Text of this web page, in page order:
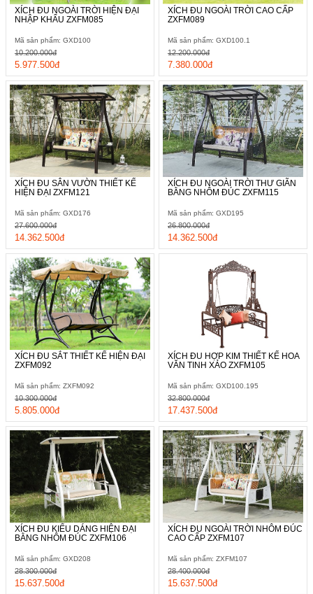
XÍCH ĐU NGOÀI TRỜI HIỆN ĐẠI
NHẬP KHẨU ZXFM085
Mã sản phẩm: GXD100
5.977.500đ
10.200.000đ
XÍCH ĐU NGOÀI TRỜI CAO CẤP
ZXFM089
Mã sản phẩm: GXD100.1
7.380.000đ
12.200.000đ
XÍCH ĐU SÂN VƯỜN THIẾT KẾ
HIỆN ĐẠI ZXFM121
Mã sản phẩm: GXD176
14.362.500đ
27.600.000đ
XÍCH ĐU NGOÀI TRỜI THƯ GIÃN
BẰNG NHÔM ĐÚC ZXFM115
Mã sản phẩm: GXD195
14.362.500đ
26.800.000đ
XÍCH ĐU SẮT THIẾT KẾ HIỆN ĐẠI
ZXFM092
Mã sản phẩm: ZXFM092
5.805.000đ
10.300.000đ
XÍCH ĐU HỢP KIM THIẾT KẾ HOA
VĂN TINH XẢO ZXFM105
Mã sản phẩm: GXD100.195
17.437.500đ
32.800.000đ
XÍCH ĐU KIỂU DÁNG HIỆN ĐẠI
BẰNG NHÔM ĐÚC ZXFM106
Mã sản phẩm: GXD208
15.637.500đ
28.300.000đ
XÍCH ĐU NGOÀI TRỜI NHÔM ĐÚC
CAO CẤP ZXFM107
Mã sản phẩm: ZXFM107
15.637.500đ
28.400.000đ